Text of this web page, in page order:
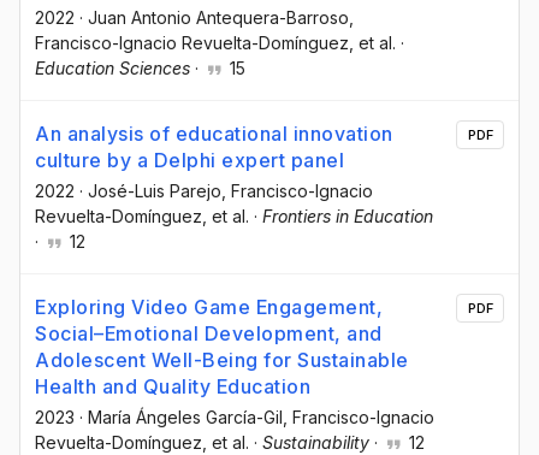
2022 · Juan Antonio Antequera-Barroso
Francisco-Ignacio Revuelta-Domínguez , et al. ·
Education Sciences · 15
An analysis of educational innovation
culture by a Delphi expert panel
2022 · José-Luis Parejo , Francisco-Ignacio
Revuelta-Domínguez , et al. · Frontiers in Education
·
12
PDF
Exploring Video Game Engagement,
Social–Emotional Development, and
Adolescent Well-Being for Sustainable
Health and Quality Education
2023 · María Ángeles García-Gil , Francisco-Ignacio
Revuelta-Domínguez , et al. · Sustainability · 12
PDF